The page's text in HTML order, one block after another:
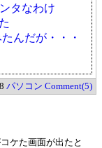
タなわけ
んだが・・・
パソコン Comment(5)
ケた画面が出たと